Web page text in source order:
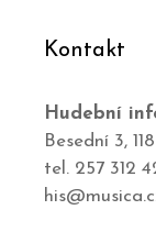
Kontakt
Hudební
Besední 3,
tel. 257 312